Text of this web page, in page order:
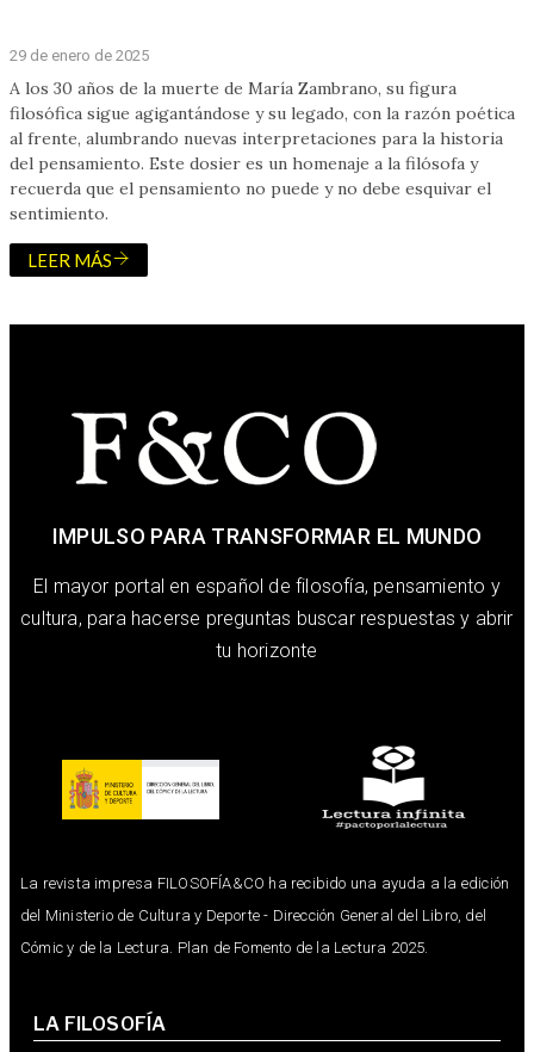
29 de enero de 2025
A los 30 años de la muerte de María Zambrano, su figura
filosófica sigue agigantándose y su legado, con la razón poética
al frente, alumbrando nuevas interpretaciones para la historia
del pensamiento. Este dosier es un homenaje a la filósofa y
recuerda que el pensamiento no puede y no debe esquivar el
sentimiento.
LEER MÁS
IMPULSO PARA TRANSFORMAR EL MUNDO
El mayor portal en español de filosofía, pensamiento y
cultura, para hacerse preguntas buscar respuestas y abrir
tu horizonte
La revista impresa FILOSOFÍA&CO ha recibido una ayuda a la edición
del Ministerio de Cultura y Deporte - Dirección General del Libro, del
Cómic y de la Lectura. Plan de Fomento de la Lectura 2025.
LA FILOSOFÍA